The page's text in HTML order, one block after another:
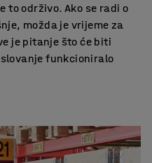
to održivo. Ako se radi o
možda je vrijeme za
je pitanje što će biti
funkcioniralo